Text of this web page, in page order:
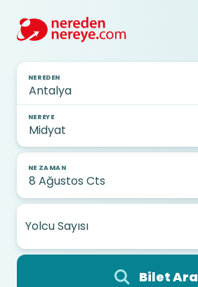
NEREDEN
NEREYE
NE ZAMAN
Yolcu Sayısı
Bilet Ara